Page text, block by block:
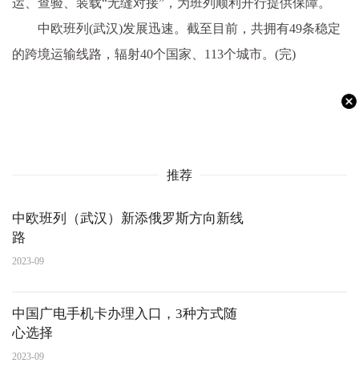
运、查验、装载“无缝对接”，为班列顺利开行提供保障。
中欧班列(武汉)发展迅速。截至目前，共拥有49条稳定
的跨境运输线路，辐射40个国家、113个城市。(完)
推荐
中欧班列（武汉）新添俄罗斯方向新线
路
2023-09
中国广电手机卡办理入口，3种方式随
心选择
2023-09